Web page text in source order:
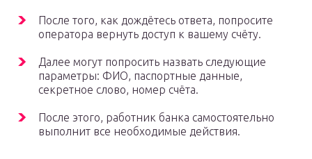
После того, как дождётесь ответа, попросите
оператора вернуть доступ к вашему счёту.
Далее могут попросить назвать следующие
параметры: ФИО, паспортные данные,
секретное слово, номер счёта.
После этого, работник банка самостоятельно
выполнит все необходимые действия.